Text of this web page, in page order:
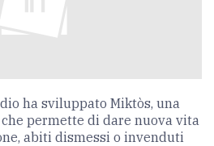
ha sviluppato Miktòs, una
permette di dare nuova vita
abiti dismessi o invenduti